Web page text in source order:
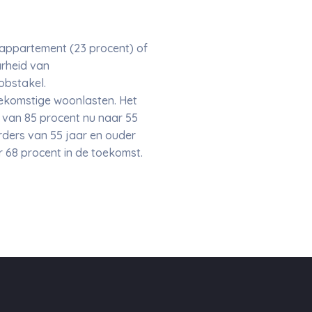
(23 procent) of
van
woonlasten. Het
85 procent nu naar 55
van 55 jaar en ouder
procent in de toekomst.